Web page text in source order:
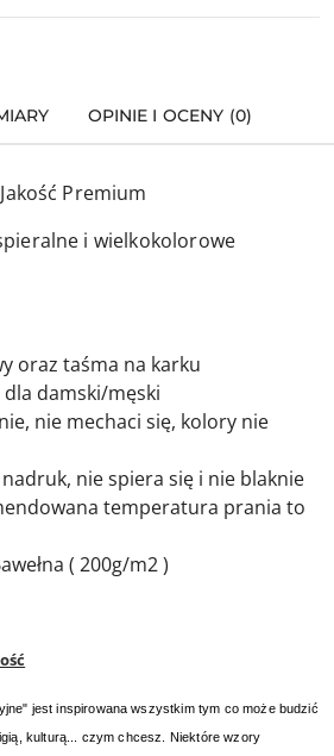
OPINIE I OCENY (0)
Premium
i wielkokolorowe
oraz taśma na karku
damski/męski
nie mechaci się, kolory nie
nie spiera się i nie blaknie
temperatura prania to
( 200g/m2 )
jest inspirowana wszystkim tym co może budzić
kulturą... czym chcesz. Niektóre wzory